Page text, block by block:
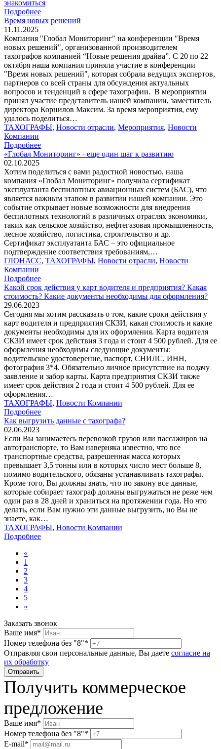
знакомиться
Подробнее
Время новых решений
11.11.2025
Компания "Глобал Мониторинг" на конференции "Время
новых решений", организованной производителем
тахографов компанией “Новые решения драйва”. С 20 по 22
октября наша компания приняла участие в конференции
"Время новых решений", которая собрала ведущих экспертов,
партнеров со всей страны для обсуждения актуальных
вопросов и тенденций в сфере тахографии. В мероприятии
принял участие представитель нашей компании, заместитель
директора Корнилов Максим. За время мероприятия, ему
удалось поделиться…
ТАХОГРАФЫ, Новости отрасли, Мероприятия, Новости
Компании
Подробнее
«Глобал Мониторинг» - еще один шаг к развитию
02.10.2025
Хотим поделиться с вами радостной новостью, наша
компания «Глобал Мониторинг» получила сертификат
эксплуатанта беспилотных авиационных систем (БАС), что
является важным этапом в развитии нашей компании. Это
событие открывает новые возможности для внедрения
беспилотных технологий в различных отраслях экономики,
таких как сельское хозяйство, нефтегазовая промышленность,
лесное хозяйство, логистика, строительство и др.
Сертификат эксплуатанта БАС – это официальное
подтверждение соответствия требованиям,…
ГЛОНАСС, ТАХОГРАФЫ, Новости отрасли, Новости
Компании
Подробнее
Какой срок действия у карт водителя и предприятия? Какая
стоимость? Какие документы необходимы для оформления?
29.06.2023
Сегодня мы хотим рассказать о том, какие сроки действия у
карт водителя и предприятия СКЗИ, какая стоимость и какие
документы необходимы для их оформления. Карта водителя
СКЗИ имеет срок действия 3 года и стоит 4 500 рублей. Для ее
оформления необходимы следующие документы:
водительское удостоверение, паспорт, СНИЛС, ИНН,
фотография 3*4. Обязательно личное присутствие на подачу
заявление и забор карты. Карта предприятия СКЗИ также
имеет срок действия 2 года и стоит 4 500 рублей. Для ее
оформления…
ТАХОГРАФЫ, Новости Компании
Подробнее
Как выгрузить данные с тахографа?
02.06.2023
Если Вы занимаетесь перевозкой грузов или пассажиров на
автотранспорте, то Вам наверняка известно, что все
транспортные средства, разрешенная масса которых
превышает 3,5 тонны или в которых число мест больше 8,
помимо водительского, обязаны устанавливать тахографы.
Кроме того, Вы должны знать, что по закону все данные,
которые собирает тахограф должны выгружаться не реже чем
один раз в 28 дней и храниться на протяжении года. Но что
делать, если Вам нужно эти данные выгрузить, но Вы не
знаете, как…
ТАХОГРАФЫ, Новости Компании
Подробнее
«
1
2
3
4
5
»
Заказать звонок
Ваше имя*
Номер телефона без "8"*
Отправляя свои персональные данные, Вы даете согласие на
их обработку
Получить коммерческое
предложение
Ваше имя*
Номер телефона без "8"*
E-mail*